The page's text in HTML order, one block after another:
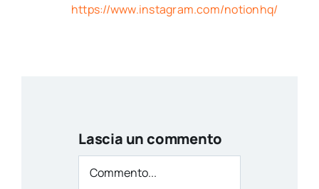
https://www.instagram.com/notionhq/
Lascia un commento
Commento